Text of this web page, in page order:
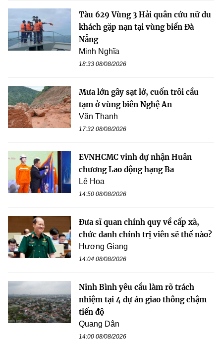
Tàu 629 Vùng 3 Hải quân cứu nữ du
khách gặp nạn tại vùng biển Đà
Nẵng
Minh Nghĩa
18:33 08/08/2026
Mưa lớn gây sạt lở, cuốn trôi cầu
tạm ở vùng biên Nghệ An
Văn Thanh
17:32 08/08/2026
EVNHCMC vinh dự nhận Huân
chương Lao động hạng Ba
Lê Hoa
14:50 08/08/2026
Đưa sĩ quan chính quy về cấp xã,
chức danh chính trị viên sẽ thế nào?
Hương Giang
14:04 08/08/2026
Ninh Bình yêu cầu làm rõ trách
nhiệm tại 4 dự án giao thông chậm
tiến độ
Quang Dân
14:00 08/08/2026